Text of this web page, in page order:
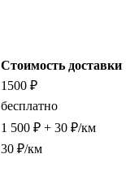
Стоимость доставки
1500 ₽
бесплатно
1 500 ₽ + 30 ₽/км
30 ₽/км